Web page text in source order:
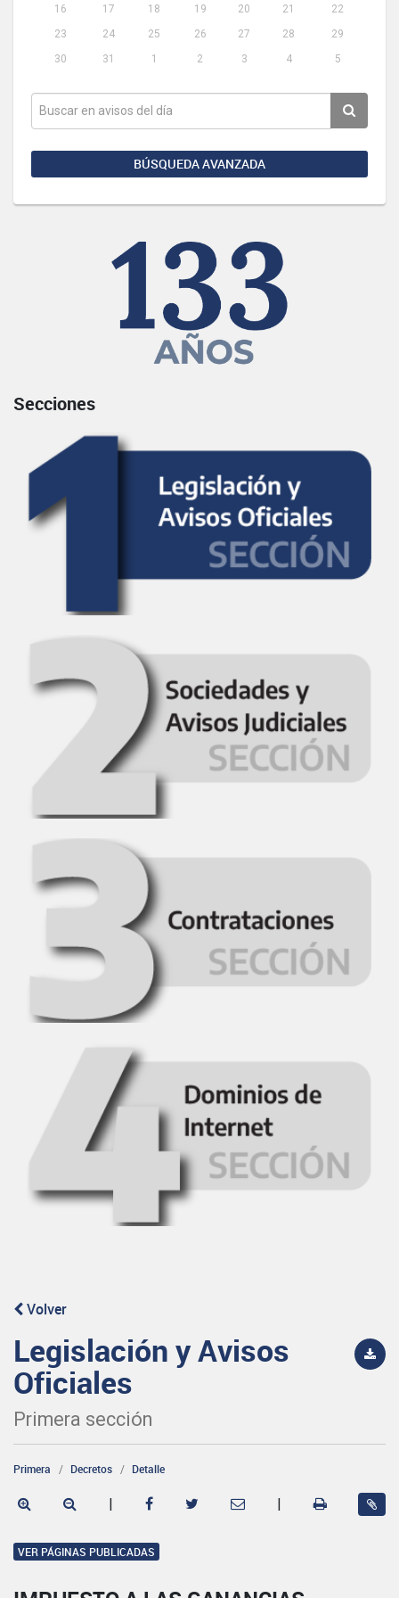
16
17 18 19 20 21
22
23
24 25 26 27 28
29
30
31 1 2 3 4 5
BÚSQUEDA AVANZADA
Secciones
Volver
Legislación y Avisos
Oficiales
Primera sección
Primera Decretos Detalle
| |
VER PÁGINAS PUBLICADAS